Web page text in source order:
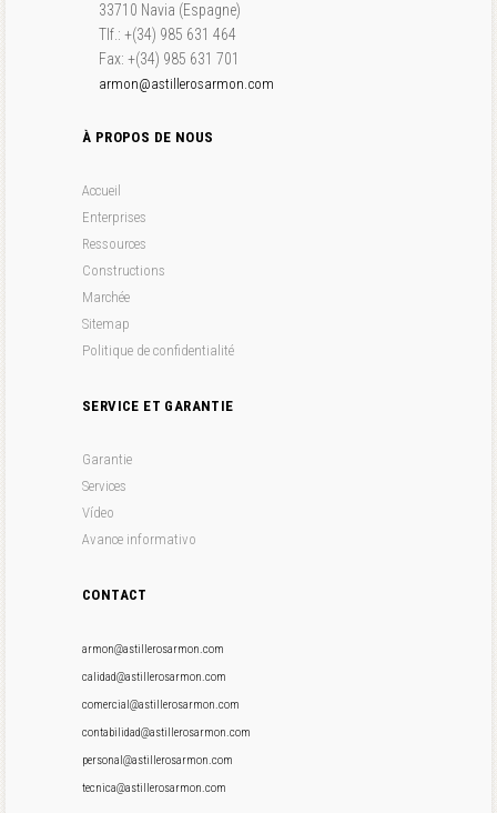
33710 Navia (Espagne)
Tlf.: +(34) 985 631 464
Fax: +(34) 985 631 701
armon@astillerosarmon.com
À PROPOS DE NOUS
Accueil
Enterprises
Ressources
Constructions
Marchée
Sitemap
Politique de confidentialité
SERVICE ET GARANTIE
Garantie
Services
Vídeo
Avance informativo
CONTACT
armon@astillerosarmon.com
calidad@astillerosarmon.com
comercial@astillerosarmon.com
contabilidad@astillerosarmon.com
personal@astillerosarmon.com
tecnica@astillerosarmon.com